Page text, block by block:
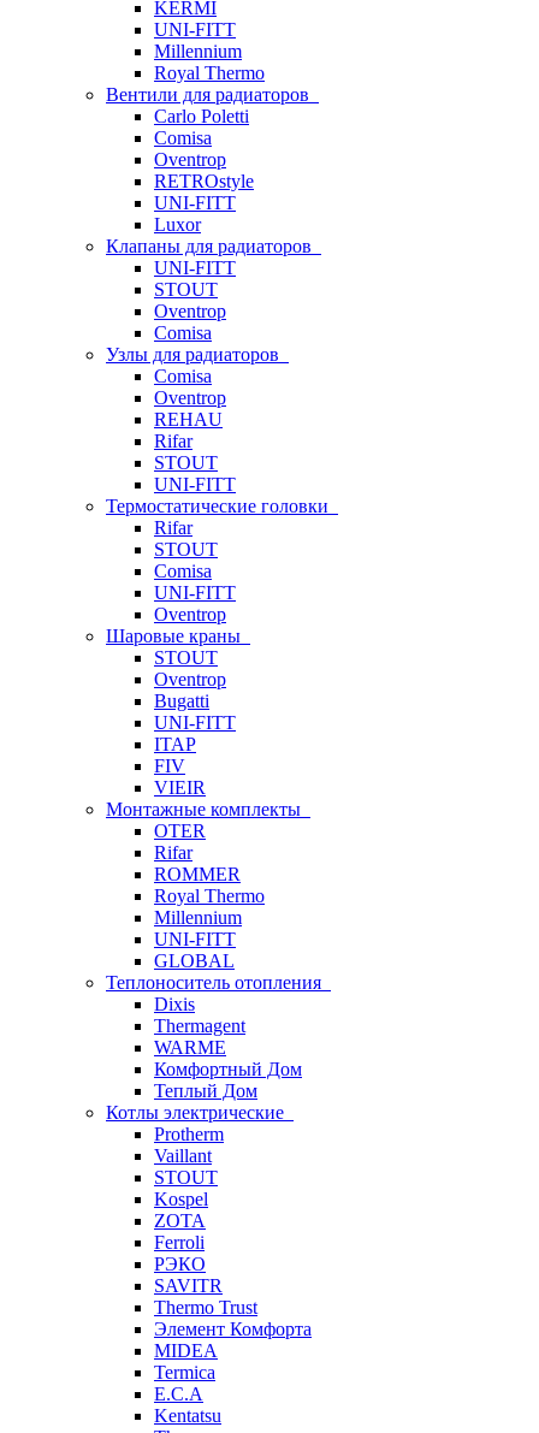
KERMI
UNI-FITT
Millennium
Royal Thermo
Вентили для радиаторов
Carlo Poletti
Comisa
Oventrop
RETROstyle
UNI-FITT
Luxor
Клапаны для радиаторов
UNI-FITT
STOUT
Oventrop
Comisa
Узлы для радиаторов
Comisa
Oventrop
REHAU
Rifar
STOUT
UNI-FITT
Термостатические головки
Rifar
STOUT
Comisa
UNI-FITT
Oventrop
Шаровые краны
STOUT
Oventrop
Bugatti
UNI-FITT
ITAP
FIV
VIEIR
Монтажные комплекты
OTER
Rifar
ROMMER
Royal Thermo
Millennium
UNI-FITT
GLOBAL
Теплоноситель отопления
Dixis
Thermagent
WARME
Комфортный Дом
Теплый Дом
Котлы электрические
Protherm
Vaillant
STOUT
Kospel
ZOTA
Ferroli
РЭКО
SAVITR
Thermo Trust
Элемент Комфорта
MIDEA
Termica
E.C.A
Kentatsu